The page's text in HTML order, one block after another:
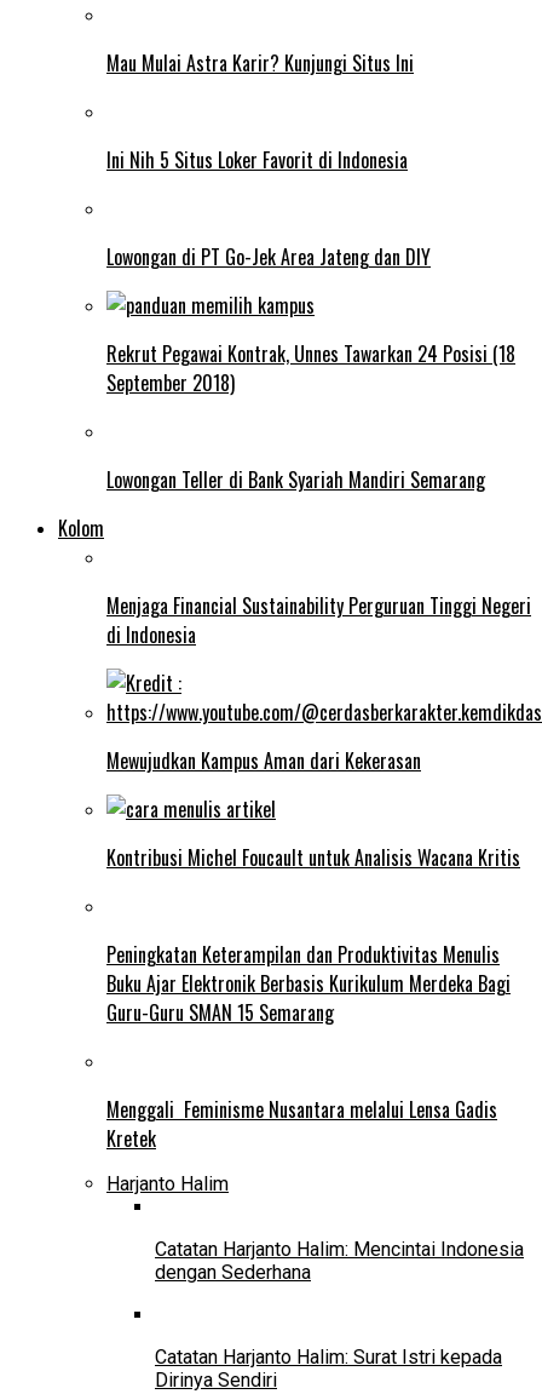
Mau Mulai Astra Karir? Kunjungi Situs Ini
Ini Nih 5 Situs Loker Favorit di Indonesia
Lowongan di PT Go-Jek Area Jateng dan DIY
Rekrut Pegawai Kontrak, Unnes Tawarkan 24 Posisi (18
September 2018)
Lowongan Teller di Bank Syariah Mandiri Semarang
Kolom
Menjaga Financial Sustainability Perguruan Tinggi Negeri
di Indonesia
Mewujudkan Kampus Aman dari Kekerasan
Kontribusi Michel Foucault untuk Analisis Wacana Kritis
Peningkatan Keterampilan dan Produktivitas Menulis
Buku Ajar Elektronik Berbasis Kurikulum Merdeka Bagi
Guru-Guru SMAN 15 Semarang
Menggali Feminisme Nusantara melalui Lensa Gadis
Kretek
Harjanto Halim
Catatan Harjanto Halim: Mencintai Indonesia
dengan Sederhana
Catatan Harjanto Halim: Surat Istri kepada
Dirinya Sendiri